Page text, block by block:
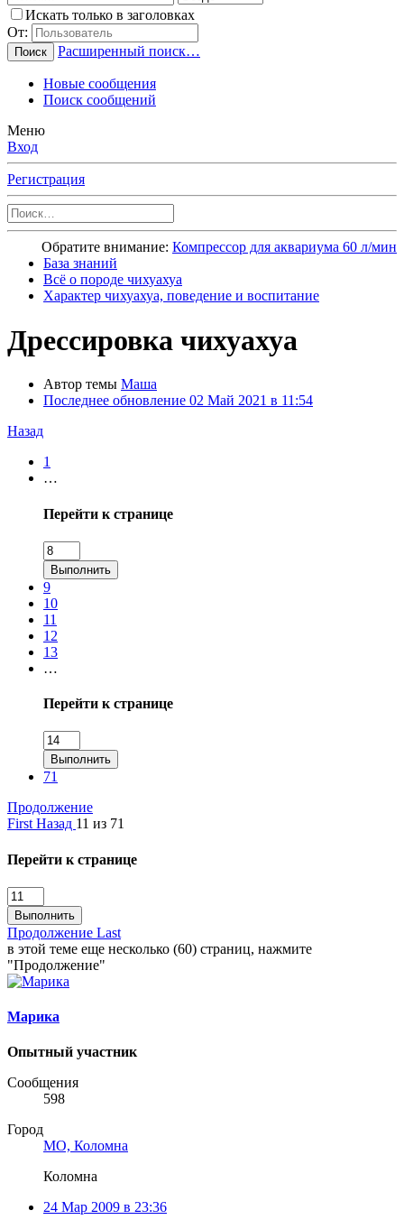
Искать только в заголовках
От:
Поиск Расширенный поиск…
Новые сообщения
Поиск сообщений
Меню
Вход
Регистрация
Обратите внимание: Компрессор для аквариума 60 л/мин
База знаний
Всё о породе чихуахуа
Характер чихуахуа, поведение и воспитание
Дрессировка чихуахуа
Автор темы Маша
Последнее обновление 02 Май 2021 в 11:54
Назад
1
…
Перейти к странице
Выполнить
9
10
11
12
13
…
Перейти к странице
Выполнить
71
Продолжение
First Назад 11 из 71
Перейти к странице
Выполнить
Продолжение Last
в этой теме еще несколько (60) страниц, нажмите
"Продолжение"
Марика
Опытный участник
Сообщения
598
Город
МО, Коломна
Коломна
24 Мар 2009 в 23:36